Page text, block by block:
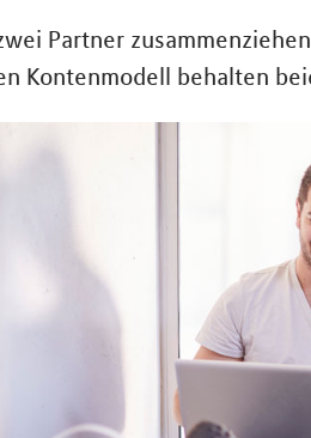
Partner
Kontenmodell behalten